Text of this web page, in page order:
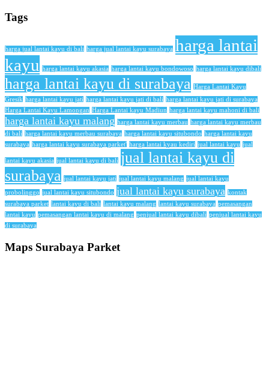
Tags
harga jual lantai kayu di bali harga jual lantai kayu surabaya harga lantai
kayu harga lantai kayu akasia harga lantai kayu bondowoso harga lantai kayu dibali
harga lantai kayu di surabaya Harga Lantai Kayu
Gresik harga lantai kayu jati harga lantai kayu jati di bali harga lantai kayu jati di surabaya
Harga Lantai Kayu Lamongan Harga Lantai kayu Madiun harga lantai kayu mahoni di bali
harga lantai kayu malang harga lantai kayu merbau harga lantai kayu merbau
di bali harga lantai kayu merbau surabaya harga lantai kayu situbondo harga lantai kayu
surabaya harga lantai kayu surabaya parket' harga lantai kyau kediri jual lantai kayu jual
lantai kayu akasia jual lantai kayu di bali jual lantai kayu di
surabaya jual lantai kayu jati jual lantai kayu malang jual lantai kayu
probolinggo jual lantai kayu situbondo jual lantai kayu surabaya kontak
surabaya parket lantai kayu di bali lantai kayu malang lantai kayu surabaya pemasangan
lantai kayu pemasangan lantai kayu di malang penjual lantai kayu dibali penjual lantai kayu
di surabaya
Maps Surabaya Parket